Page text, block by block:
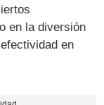
en la diversión
en